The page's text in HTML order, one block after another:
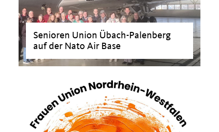
Senioren Union Übach-Palenberg
auf der Nato Air Base